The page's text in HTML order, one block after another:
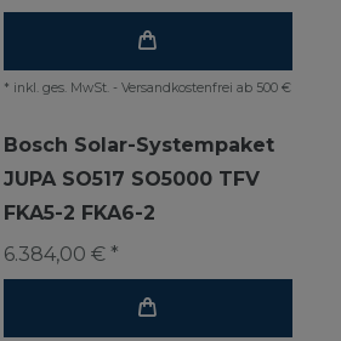
* inkl. ges. MwSt. - Versandkostenfrei ab 500 €
Bosch Solar-Systempaket
JUPA SO517 SO5000 TFV
FKA5-2 FKA6-2
6.384,00 € *